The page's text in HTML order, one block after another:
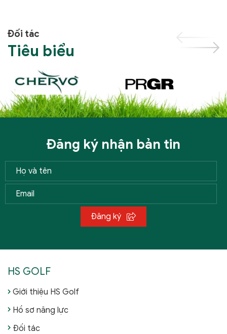
Đối tác
Tiêu biểu
Đăng ký nhận bản tin
Đăng ký
HS GOLF
Giới thiệu HS Golf
Hồ sơ năng lực
Đối tác